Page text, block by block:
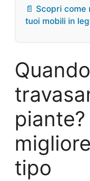
📄 Scopri
tuoi mobili in
tipo